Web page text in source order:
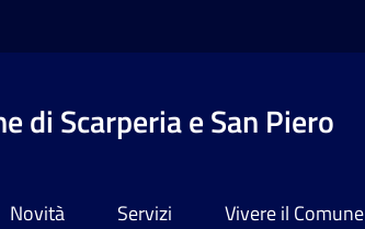
di Scarperia e San Piero
Novità Servizi Vivere il Comune